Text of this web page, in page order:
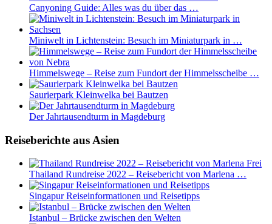
Canyoning Guide: Alles was du über das …
Miniwelt in Lichtenstein: Besuch im Miniaturpark in …
Himmelswege – Reise zum Fundort der Himmelsscheibe …
Saurierpark Kleinwelka bei Bautzen
Der Jahrtausendturm in Magdeburg
Reiseberichte aus Asien
Thailand Rundreise 2022 – Reisebericht von Marlena …
Singapur Reiseinformationen und Reisetipps
Istanbul – Brücke zwischen den Welten